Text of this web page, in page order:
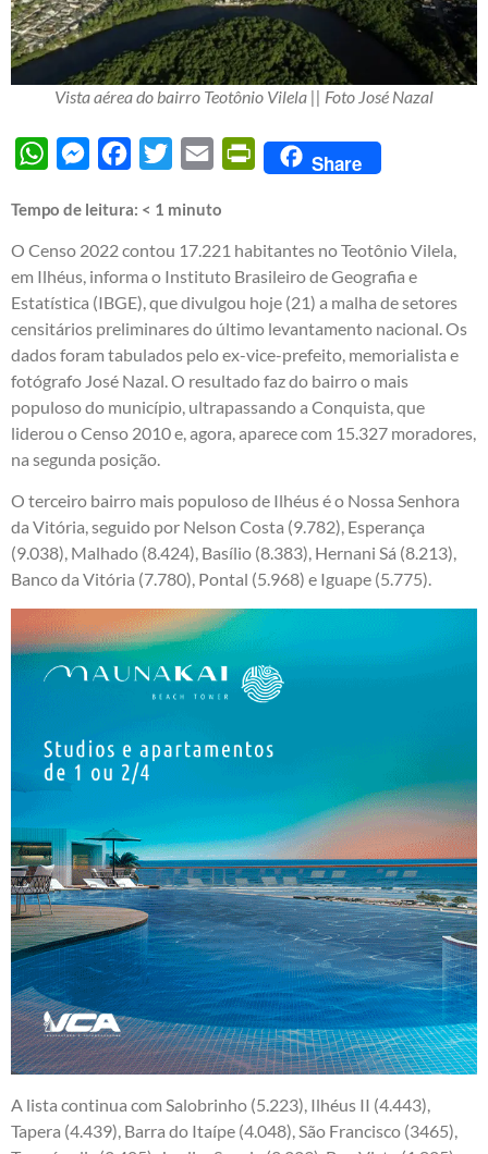
Vista aérea do bairro Teotônio Vilela || Foto José Nazal
WhatsAppMessengerFacebook
Twitter Email PrintFriendly
Share
Tempo de leitura: < 1 minuto
O Censo 2022 contou 17.221 habitantes no Teotônio Vilela,
em Ilhéus, informa o Instituto Brasileiro de Geografia e
Estatística (IBGE), que divulgou hoje (21) a malha de setores
censitários preliminares do último levantamento nacional. Os
dados foram tabulados pelo ex-vice-prefeito, memorialista e
fotógrafo José Nazal. O resultado faz do bairro o mais
populoso do município, ultrapassando a Conquista, que
liderou o Censo 2010 e, agora, aparece com 15.327 moradores,
na segunda posição.
O terceiro bairro mais populoso de Ilhéus é o Nossa Senhora
da Vitória, seguido por Nelson Costa (9.782), Esperança
(9.038), Malhado (8.424), Basílio (8.383), Hernani Sá (8.213),
Banco da Vitória (7.780), Pontal (5.968) e Iguape (5.775).
A lista continua com Salobrinho (5.223), Ilhéus II (4.443),
Tapera (4.439), Barra do Itaípe (4.048), São Francisco (3465),